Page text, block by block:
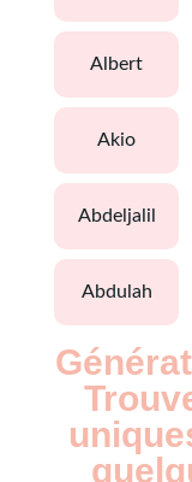
albert
akio
abdeljalil
abdulah